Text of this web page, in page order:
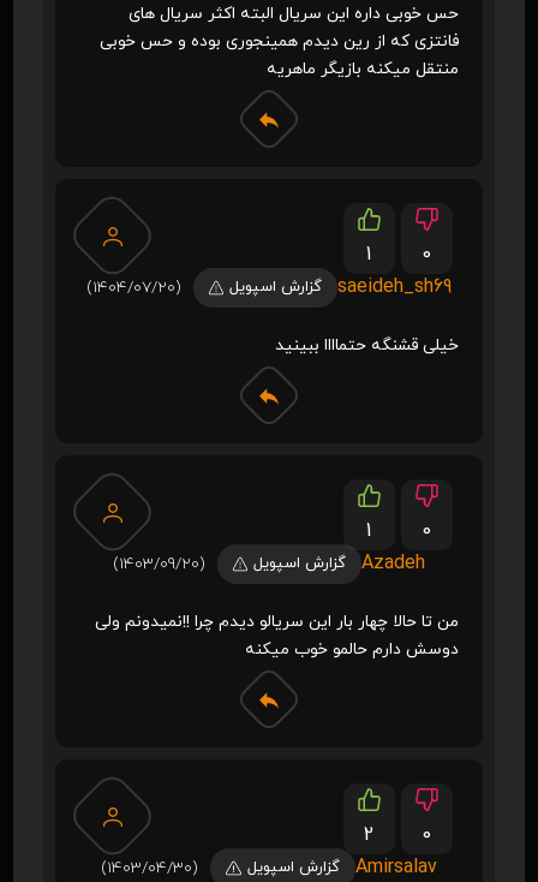
حس خوبی داره این سریال البته اکثر سریال های
فانتزی که از رین دیدم همینجوری بوده و حس خوبی
منتقل میکنه بازیگر ماهریه
1
0
saeideh_sh69
گزارش اسپویل (1404/07/20)
خیلی قشنگه حتماااا ببینید
1
0
Azadeh
گزارش اسپویل (1403/09/20)
من تا حالا چهار بار این سریالو دیدم چرا !!نمیدونم ولی
دوسش دارم حالمو خوب میکنه
2
0
Amirsalav
گزارش اسپویل (1403/04/30)